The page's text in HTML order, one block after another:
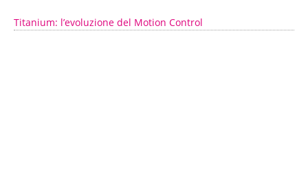
Titanium: l’evoluzione del Motion Control